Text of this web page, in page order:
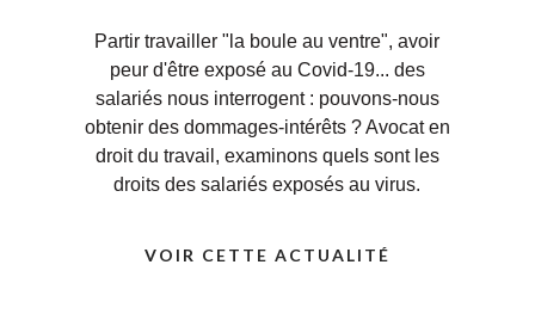
Partir travailler "la boule au ventre", avoir
peur d'être exposé au Covid-19... des
salariés nous interrogent : pouvons-nous
obtenir des dommages-intérêts ? Avocat en
droit du travail, examinons quels sont les
droits des salariés exposés au virus.
VOIR CETTE ACTUALITÉ